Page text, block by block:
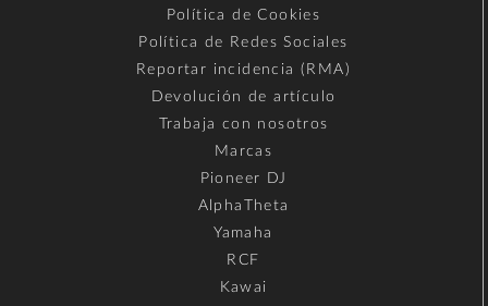
Política de Cookies
Política de Redes Sociales
Reportar incidencia (RMA)
Devolución de artículo
Trabaja con nosotros
Marcas
Pioneer DJ
AlphaTheta
Yamaha
RCF
Kawai